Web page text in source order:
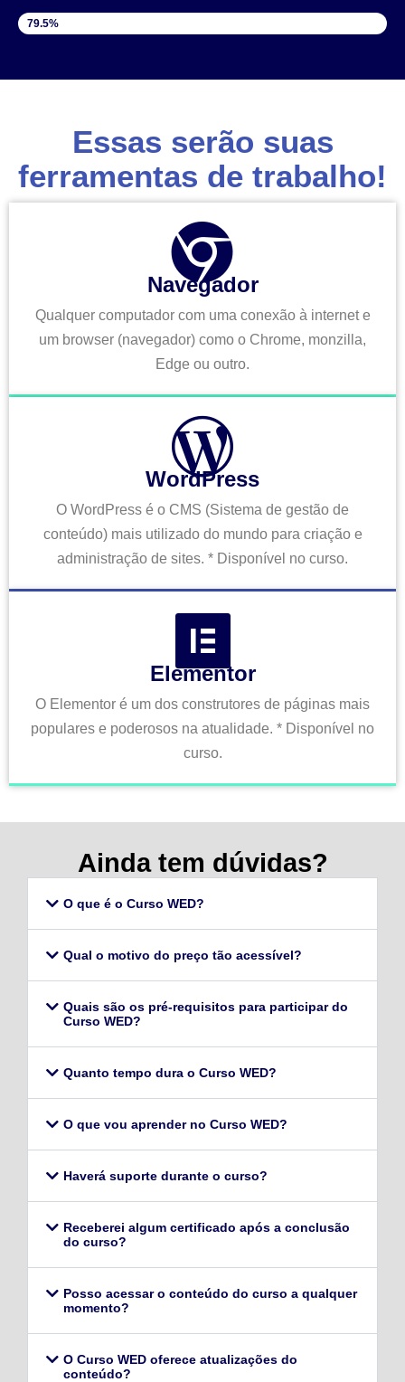
VAGAS DISPONÍVEIS
79.5%
Essas serão suas
ferramentas de trabalho!
Navegador
Qualquer computador com uma conexão à internet e
um browser (navegador) como o Chrome, monzilla,
Edge ou outro.
WordPress
O WordPress é o CMS (Sistema de gestão de
conteúdo) mais utilizado do mundo para criação e
administração de sites. * Disponível no curso.
Elementor
O Elementor é um dos construtores de páginas mais
populares e poderosos na atualidade. * Disponível no
curso.
Ainda tem dúvidas?
O que é o Curso WED?
Qual o motivo do preço tão acessível?
Quais são os pré-requisitos para participar do
Curso WED?
Quanto tempo dura o Curso WED?
O que vou aprender no Curso WED?
Haverá suporte durante o curso?
Receberei algum certificado após a conclusão
do curso?
Posso acessar o conteúdo do curso a qualquer
momento?
O Curso WED oferece atualizações do
conteúdo?